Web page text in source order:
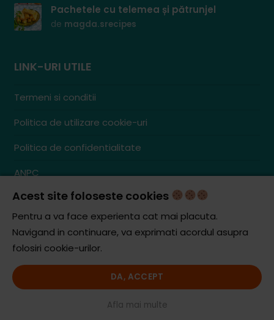
Pachetele cu telemea și pătrunjel
de magda.srecipes
LINK-URI UTILE
Termeni si conditii
Politica de utilizare cookie-uri
Politica de confidentialitate
ANPC
Contact
S.C. ZENCOM MEDIA GROUP SRL
J20/1379/2017
© iCooking.ro. Toate drepturile rezervate.
Acest site foloseste cookies
Pentru a va face experienta cat mai placuta.
Navigand in continuare, va exprimati acordul asupra
folosiri cookie-urilor.
DA, ACCEPT
Afla mai multe